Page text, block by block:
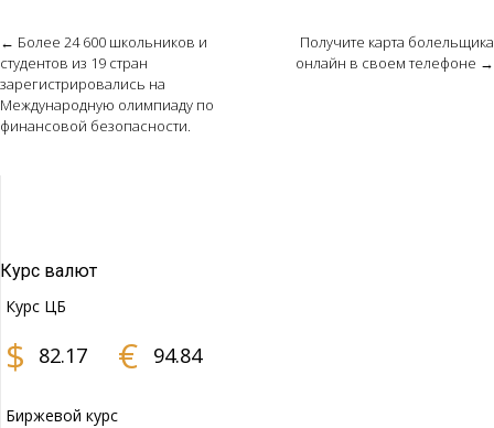
Post
navigation
← Более 24 600 школьников и
студентов из 19 стран
зарегистрировались на
Международную олимпиаду по
финансовой безопасности.
Получите карта болельщика
онлайн в своем телефоне →
Курс валют
Курс ЦБ
$ 82.17 € 94.84
Биржевой курс